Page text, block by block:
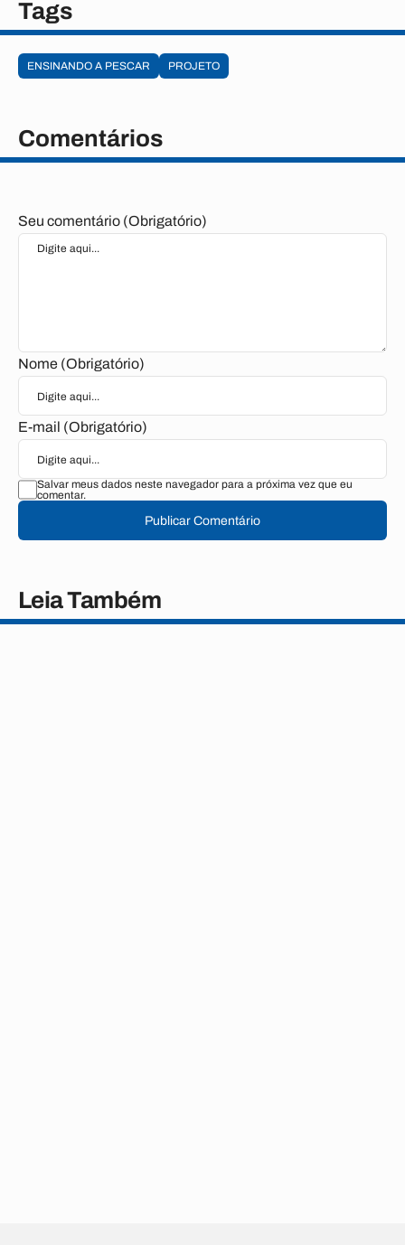
Tags
ENSINANDO A PESCAR PROJETO
Comentários
Seu comentário (Obrigatório)
Nome (Obrigatório)
E-mail (Obrigatório)
Salvar meus dados neste navegador para a próxima vez que eu
comentar.
Publicar Comentário
Leia Também